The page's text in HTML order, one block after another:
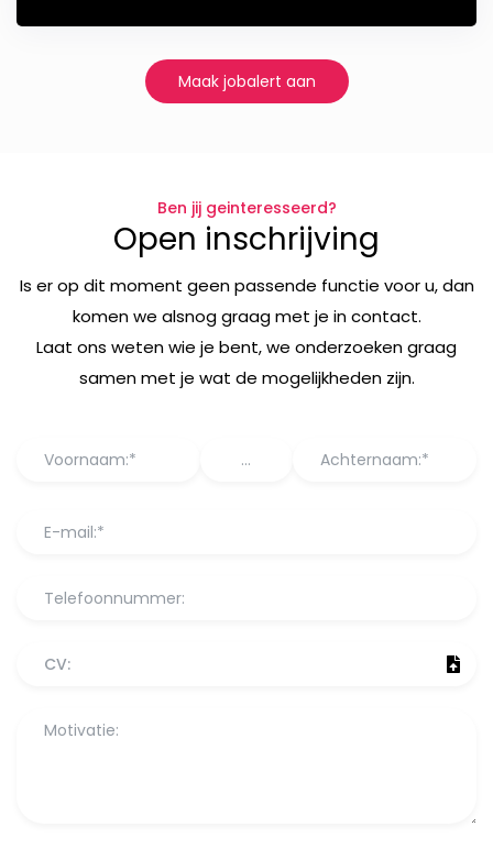
Maak jobalert aan
Ben jij geinteresseerd?
Open inschrijving
Is er op dit moment geen passende functie voor u, dan
komen we alsnog graag met je in contact.
Laat ons weten wie je bent, we onderzoeken graag
samen met je wat de mogelijkheden zijn.
CV: